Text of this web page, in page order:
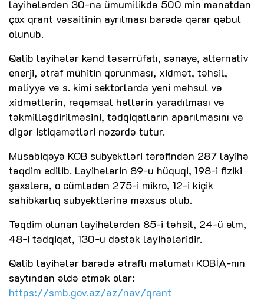
layihələrdən 30-na ümumilikdə 500 min manatdan
çox qrant vəsaitinin ayrılması barədə qərar qəbul
olunub.
Qalib layihələr kənd təsərrüfatı, sənaye, alternativ
enerji, ətraf mühitin qorunması, xidmət, təhsil,
maliyyə və s. kimi sektorlarda yeni məhsul və
xidmətlərin, rəqəmsal həllərin yaradılması və
təkmilləşdirilməsini, tədqiqatların aparılmasını və
digər istiqamətləri nəzərdə tutur.
Müsabiqəyə KOB subyektləri tərəfindən 287 layihə
təqdim edilib. Layihələrin 89-u hüquqi, 198-i fiziki
şəxslərə, o cümlədən 275-i mikro, 12-i kiçik
sahibkarlıq subyektlərinə məxsus olub.
Təqdim olunan layihələrdən 85-i təhsil, 24-ü elm,
48-i tədqiqat, 130-u dəstək layihələridir.
Qalib layihələr barədə ətraflı məlumatı KOBİA-nın
saytından əldə etmək olar:
https://smb.gov.az/az/nav/qrant